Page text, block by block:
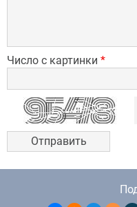
Число с картинки *
